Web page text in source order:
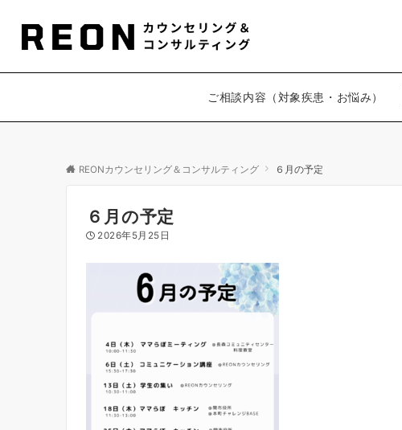
ご相談内容（対象疾患・お悩み）
REONカウンセリング＆コンサルティング ６月の予定
６月の予定
2026年5月25日